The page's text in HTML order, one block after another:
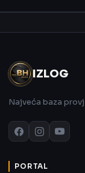
IZLOG
Najveća baza
PORTAL